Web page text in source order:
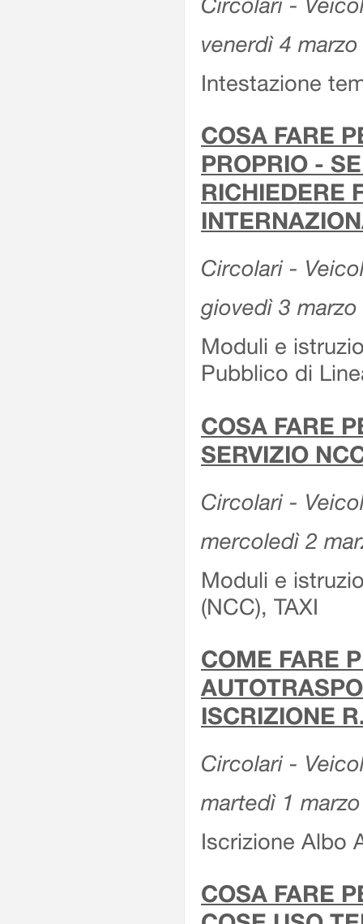
venerdì 4
Intestazione
COSA FARE
PROPRIO -
RICHIEDERE
Circolari -
giovedì 3 marzo
Moduli e
Pubblico di
COSA FARE
SERVIZIO
Circolari -
mercoledì 2
Moduli e
(NCC), TAXI
COME FARE
ISCRIZIONE
Circolari -
martedì 1
Iscrizione Albo
COSA FARE